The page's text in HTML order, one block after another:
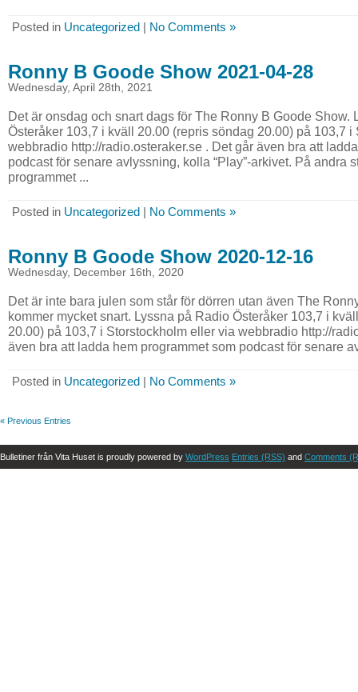
Posted in Uncategorized | No Comments »
Ronny B Goode Show 2021-04-28
Wednesday, April 28th, 2021
Det är onsdag och snart dags för The Ronny B Goode Show.
Österåker 103,7 i kväll 20.00 (repris söndag 20.00) på 103,7
webbradio http://radio.osteraker.se . Det går även bra att
podcast för senare avlyssning, kolla “Play”-arkivet. På andra
programmet ...
Posted in Uncategorized | No Comments »
Ronny B Goode Show 2020-12-16
Wednesday, December 16th, 2020
Det är inte bara julen som står för dörren utan även The
kommer mycket snart. Lyssna på Radio Österåker 103,7 i
20.00) på 103,7 i Storstockholm eller via webbradio http://
även bra att ladda hem programmet som podcast för senare
Posted in Uncategorized | No Comments »
« Previous Entries
Bulletiner från Vita Huset is proudly powered by WordPress Entries (RSS) and Comments